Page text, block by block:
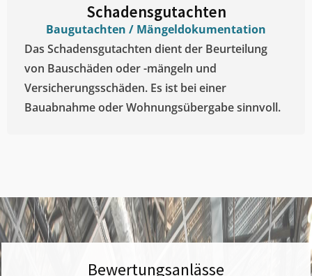
Schadensgutachten
Baugutachten / Mängeldokumentation
Das Schadensgutachten dient der Beurteilung
von Bauschäden oder -mängeln und
Versicherungsschäden. Es ist bei einer
Bauabnahme oder Wohnungsübergabe sinnvoll.
Bewertungsanlässe